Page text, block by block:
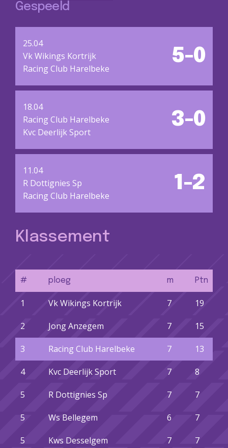
Gespeeld
25.04
Vk Wikings Kortrijk
Racing Club Harelbeke
5-0
18.04
Racing Club Harelbeke
Kvc Deerlijk Sport
3-0
11.04
R Dottignies Sp
Racing Club Harelbeke
1-2
Klassement
# ploeg m Ptn
1 Vk Wikings Kortrijk 7 19
2 Jong Anzegem 7 15
3 Racing Club Harelbeke 7 13
4 Kvc Deerlijk Sport 7 8
5 R Dottignies Sp 7 7
5 Ws Bellegem 6 7
5 Kws Desselgem 7 7